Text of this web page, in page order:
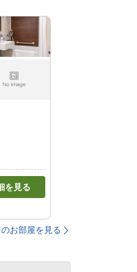
を見る
お部屋を見る